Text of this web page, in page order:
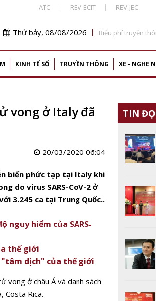
ATC REV-ECIT REV-JEC
Thứ bảy, 08/08/2026 Biểu phí truyền
KINH TẾ SỐ TRUYỀN THÔNG XE - NGHE
vong ở Italy đã
20/03/2020 06:04
biến phức tạp tại Italy khi
do virus SARS-CoV-2 ở
3.245 ca tại Trung Quốc..
nguy hiểm của SARS-
thế giới
"tâm dịch" của thế giới
vong ở châu Á và danh sách
Costa Rica.
TIN